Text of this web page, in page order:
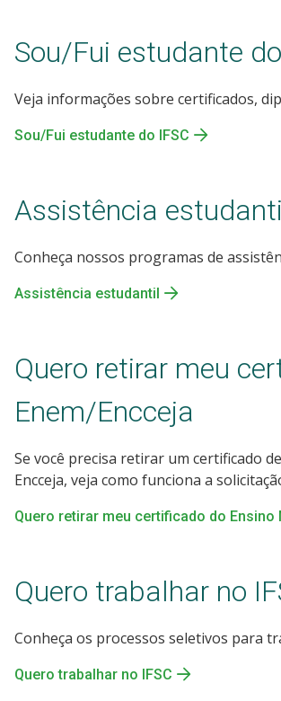
Sou/Fui estudante
Veja informações sobre certificados,
Sou/Fui estudante do IFSC
Assistência
Conheça nossos programas de
Assistência estudantil
Quero retirar meu
Enem/Encceja
Se você precisa retirar um certificado
Encceja, veja como funciona a
Quero retirar meu certificado do Ensino
Quero trabalhar no
Conheça os processos seletivos para
Quero trabalhar no IFSC